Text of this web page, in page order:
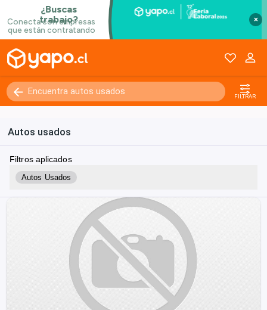
×
FILTRAR
Autos usados
Filtros aplicados
Autos Usados